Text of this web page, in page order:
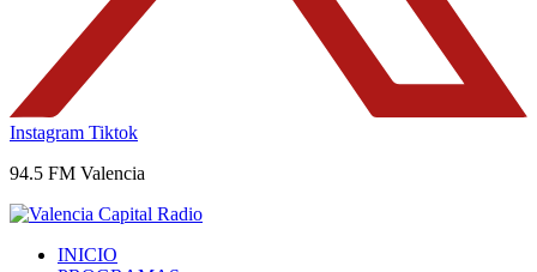
Instagram Tiktok
94.5 FM Valencia
INICIO